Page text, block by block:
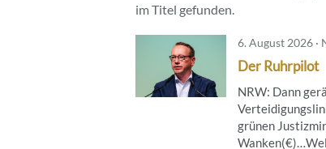
im Titel gefunden.
6. August 2026 ·
Der Ruhrpilot
NRW: Dann
grünen